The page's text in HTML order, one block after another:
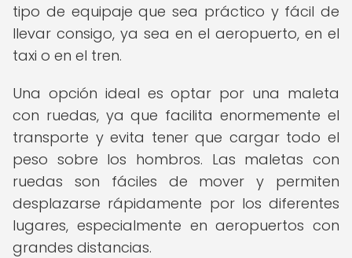
tipo de equipaje que sea práctico y fácil de
llevar consigo, ya sea en el aeropuerto, en el
taxi o en el tren.
Una opción ideal es optar por una maleta
con ruedas, ya que facilita enormemente el
transporte y evita tener que cargar todo el
peso sobre los hombros. Las maletas con
ruedas son fáciles de mover y permiten
desplazarse rápidamente por los diferentes
lugares, especialmente en aeropuertos con
grandes distancias.